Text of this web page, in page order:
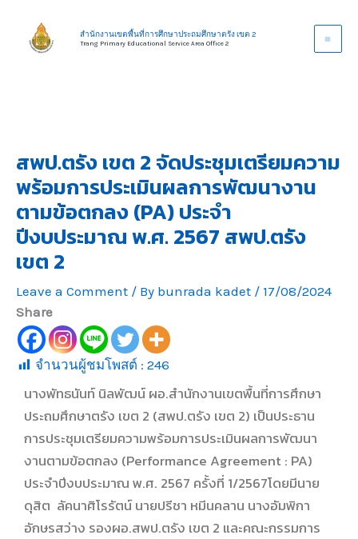
content
สำนักงานเขตพื้นที่การศึกษาประถมศึกษาตรัง เขต 2
Trang Primary Educational Service Area Office 2
สพป.ตรัง เขต 2 จัดประชุมเตรียมความ
พร้อมการประเมินผลการพัฒนางาน
ตามข้อตกลง (PA) ประจำ
ปีงบประมาณ พ.ศ. 2567 สพป.ตรัง
เขต 2
Leave a Comment / By bunrada kadet / 17/08/2024
Share
จำนวนผู้ชมโพสต์ : 246
นางพัทธนันท์ นิลพัฒน์ ผอ.สำนักงานเขตพื้นที่การศึกษา
ประถมศึกษาตรัง เขต 2 (สพป.ตรัง เขต 2) เป็นประธาน
การประชุมเตรียมความพร้อมการประเมินผลการพัฒนา
งานตามข้อตกลง (Performance Agreement : PA)
ประจำปีงบประมาณ พ.ศ. 2567 ครั้งที่ 1/2567โดยมีนาย
ดุสิต ลัคนาศิโรรัตน์ นายปรีชา หมีนคลาน นางอัมพิกา
อักษรสว่าง รองผอ.สพป.ตรัง เขต 2 และคณะกรรมการ